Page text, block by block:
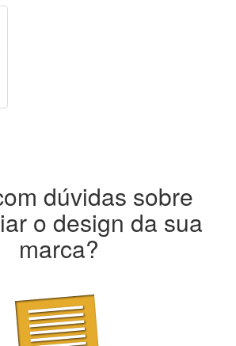
dúvidas sobre
o design da sua
marca?